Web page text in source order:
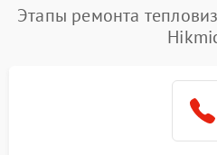
Этапы ремонта